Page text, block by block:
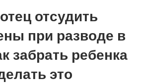
отсудить
при разводе в
забрать ребенка
это